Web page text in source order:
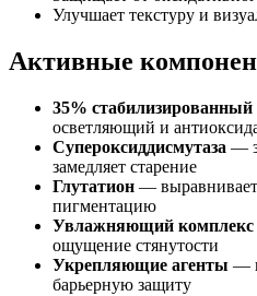
Улучшает текстуру и
Активные
35%
осветляющий и
Супероксиддисмутаза —
замедляет старение
Глутатион — выравнивает
пигментацию
Увлажняющий комплекс
ощущение стянутости
Укрепляющие агенты —
барьерную защиту